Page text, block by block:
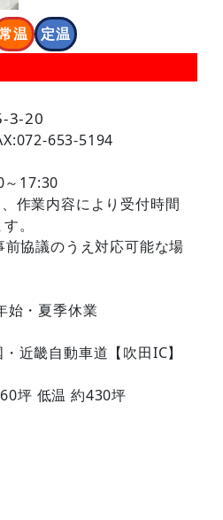
温
定温
3-20
653-5194
17:30
作業内容により受付時間
。
協議のうえ対応可能な場
始・夏季休業
近畿自動車道【吹田IC】
坪 低温 約430坪